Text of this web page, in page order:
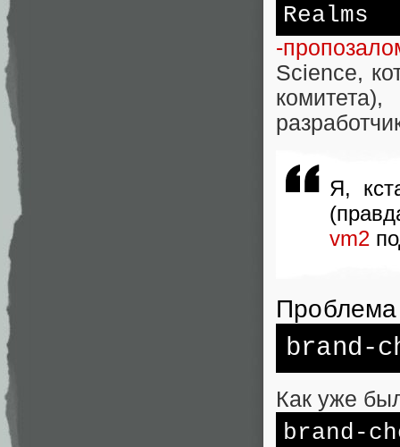
Realms
-
Science,
Я,
vm2
Проблема
brand-
Как уже
brand-